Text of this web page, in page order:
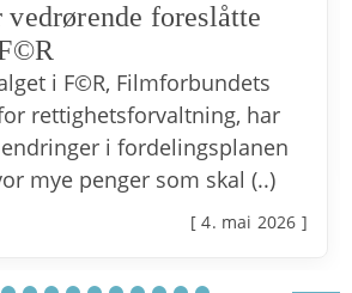
vedrørende foreslåtte
i F©R, Filmforbundets
rettighetsforvaltning, har
i fordelingsplanen
mye penger som skal (..)
[ 4. mai 2026 ]